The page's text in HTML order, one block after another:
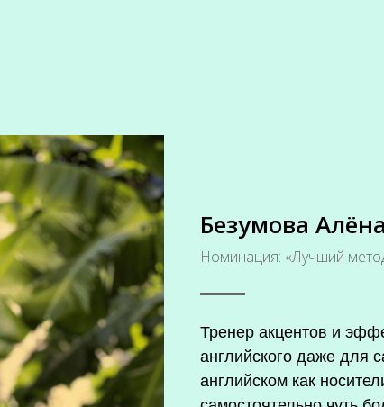
Безумова
Номинация: «Лучший
Тренер акцентов и
английского даже для
английском как